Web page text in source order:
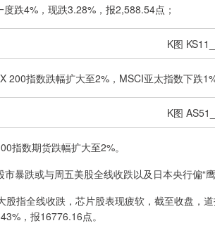
跌4%，现跌3.28%，报2,588.54点；
指数跌幅扩大至2%，MSCI亚太指数下跌1%
数期货跌幅扩大至2%。
跌或与周五美股全线收跌以及日本央行偏“鹰
指全线收跌，芯片股表现疲软，截至收盘，
，报16776.16点。